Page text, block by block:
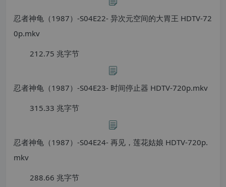
忍者神龟（1987）-S04E22- 异次元空间的大胃王 HDTV-72
0p.mkv
212.75 兆字节
忍者神龟（1987）-S04E23- 时间停止器 HDTV-720p.mkv
315.33 兆字节
忍者神龟（1987）-S04E24- 再见，莲花姑娘 HDTV-720p.
mkv
288.66 兆字节